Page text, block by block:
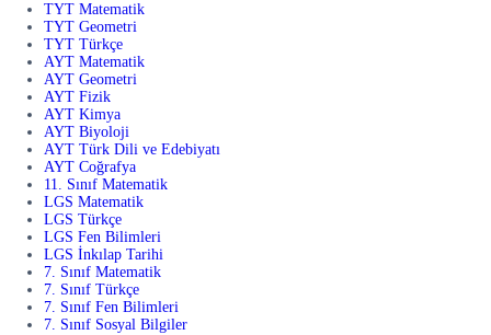
TYT Matematik
TYT Geometri
TYT Türkçe
AYT Matematik
AYT Geometri
AYT Fizik
AYT Kimya
AYT Biyoloji
AYT Türk Dili ve Edebiyatı
AYT Coğrafya
11. Sınıf Matematik
LGS Matematik
LGS Türkçe
LGS Fen Bilimleri
LGS İnkılap Tarihi
7. Sınıf Matematik
7. Sınıf Türkçe
7. Sınıf Fen Bilimleri
7. Sınıf Sosyal Bilgiler